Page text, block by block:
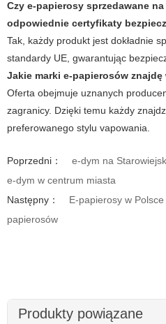
Czy e-papierosy sprzedawane
odpowiednie certyfikaty
Tak, każdy produkt jest dokładnie
standardy UE, gwarantując
Jakie marki e-papierosów
Oferta obejmuje uznanych
zagranicy. Dzięki temu każdy
preferowanego stylu vapowania.
Poprzedni：
e-dym na
e-dym w centrum miasta
Następny：
E-papierosy w
papierosów
Produkty powiązane